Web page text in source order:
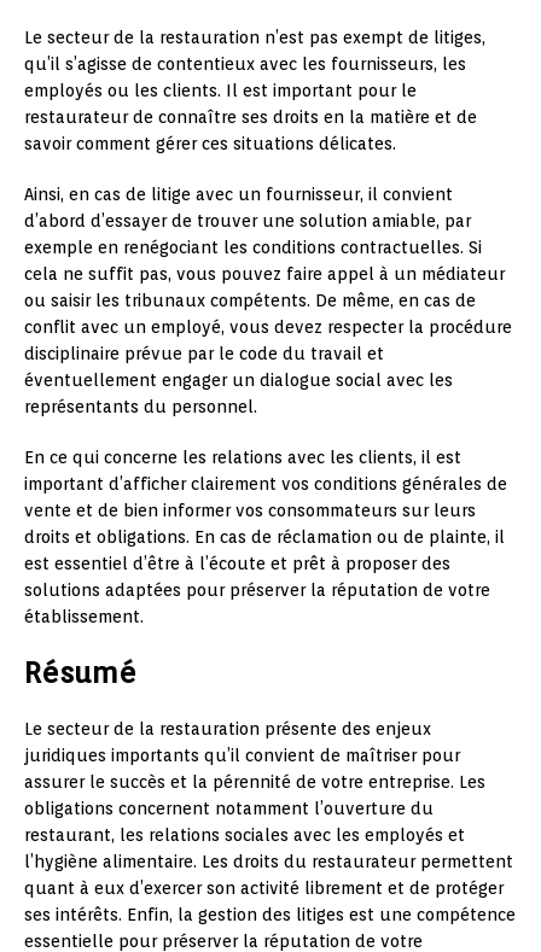
Le secteur de la restauration n’est pas exempt de litiges,
qu’il s’agisse de contentieux avec les fournisseurs, les
employés ou les clients. Il est important pour le
restaurateur de connaître ses droits en la matière et de
savoir comment gérer ces situations délicates.
Ainsi, en cas de litige avec un fournisseur, il convient
d’abord d’essayer de trouver une solution amiable, par
exemple en renégociant les conditions contractuelles. Si
cela ne suffit pas, vous pouvez faire appel à un médiateur
ou saisir les tribunaux compétents. De même, en cas de
conflit avec un employé, vous devez respecter la procédure
disciplinaire prévue par le code du travail et
éventuellement engager un dialogue social avec les
représentants du personnel.
En ce qui concerne les relations avec les clients, il est
important d’afficher clairement vos conditions générales de
vente et de bien informer vos consommateurs sur leurs
droits et obligations. En cas de réclamation ou de plainte, il
est essentiel d’être à l’écoute et prêt à proposer des
solutions adaptées pour préserver la réputation de votre
établissement.
Résumé
Le secteur de la restauration présente des enjeux
juridiques importants qu’il convient de maîtriser pour
assurer le succès et la pérennité de votre entreprise. Les
obligations concernent notamment l’ouverture du
restaurant, les relations sociales avec les employés et
l’hygiène alimentaire. Les droits du restaurateur permettent
quant à eux d’exercer son activité librement et de protéger
ses intérêts. Enfin, la gestion des litiges est une compétence
essentielle pour préserver la réputation de votre